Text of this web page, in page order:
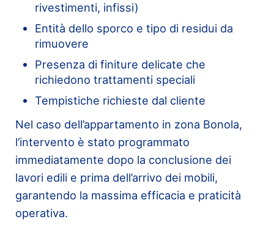
rivestimenti, infissi)
Entità dello sporco e tipo di residui da
rimuovere
Presenza di finiture delicate che
richiedono trattamenti speciali
Tempistiche richieste dal cliente
Nel caso dell’appartamento in zona Bonola,
l’intervento è stato programmato
immediatamente dopo la conclusione dei
lavori edili e prima dell’arrivo dei mobili,
garantendo la massima efficacia e praticità
operativa.